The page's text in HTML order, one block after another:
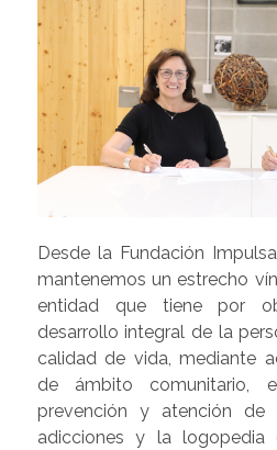
Desde la Fundación
mantenemos un estrecho
entidad que tiene por
desarrollo integral de la
calidad de vida, mediante
de ámbito comunitario,
prevención y atención
adicciones y la